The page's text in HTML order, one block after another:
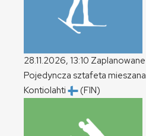
28.11.2026, 13:10 Zaplanowane
Pojedyncza sztafeta mieszana
Kontiolahti
(FIN)